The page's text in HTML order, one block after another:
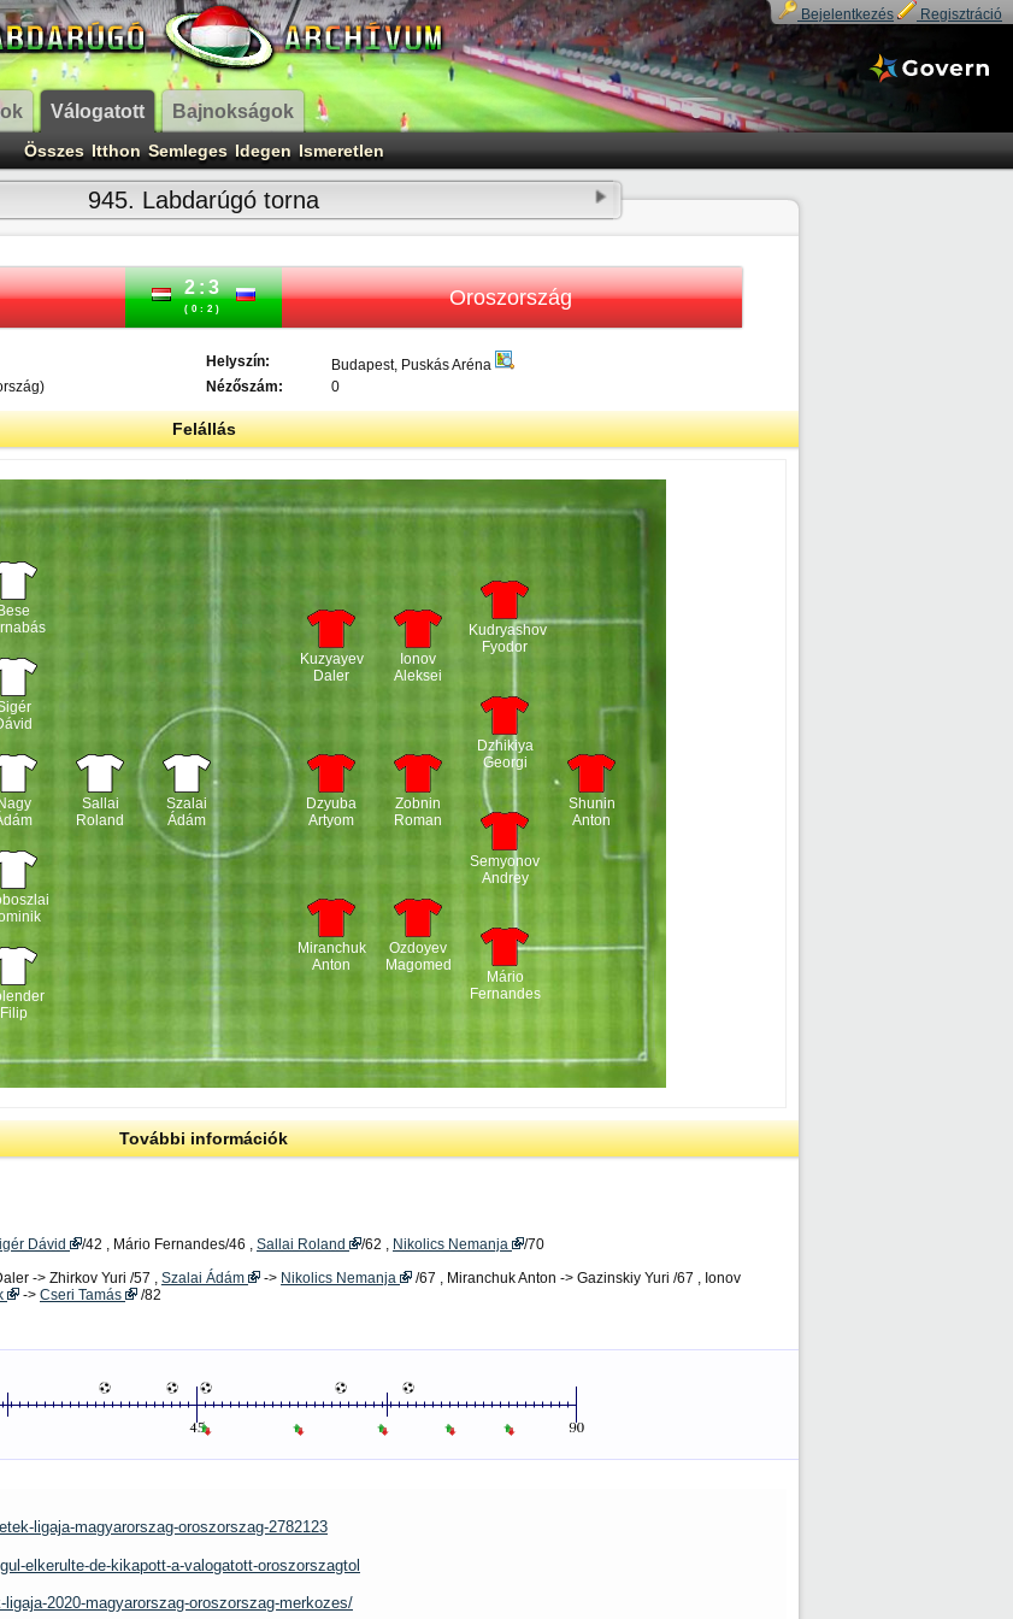
Bejelentkezés Regisztráció
Válogatott Bajnokságok
Összes Itthon Semleges Idegen Ismeretlen
945. Labdarúgó torna
2:3
(0:2) Oroszország
Helyszín:
Budapest, Puskás Aréna
Nézőszám: 0
Felállás
Bese
Nagy
Filip
Sallai
Roland
Szalai
Ádám
Shunin
Anton
Mário
Fernandes
Semyonov
Andrey
Dzhikiya
Georgi
Kudryashov
Fyodor
Ozdoyev
Magomed
Zobnin
Roman
Ionov
Aleksei
Miranchuk
Anton
Dzyuba
Artyom
Kuzyayev
Daler
További információk
Dávid /42 , Mário Fernandes/46 , Sallai Roland /62 , Nikolics Nemanja
/70
-> Zhirkov Yuri /57 , Szalai Ádám -> Nikolics Nemanja
/67 , Miranchuk Anton -> Gazinskiy Yuri /67 , Ionov
-> Cseri Tamás
/82
ligaja-magyarorszag-oroszorszag-2782123
elkerulte-de-kikapott-a-valogatott-oroszorszagtol
2020-magyarorszag-oroszorszag-merkozes/